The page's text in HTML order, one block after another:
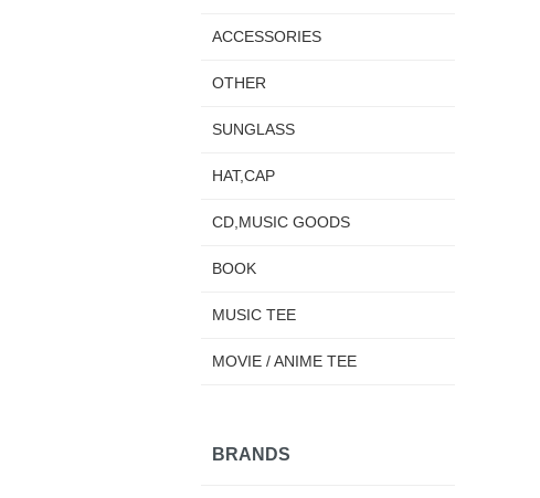
ACCESSORIES
OTHER
SUNGLASS
HAT,CAP
CD,MUSIC GOODS
BOOK
MUSIC TEE
MOVIE / ANIME TEE
BRANDS